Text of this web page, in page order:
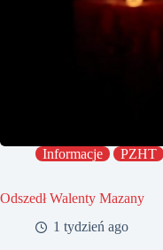
Informacje PZHT
Odszedł Walenty Mazany
1 tydzień ago